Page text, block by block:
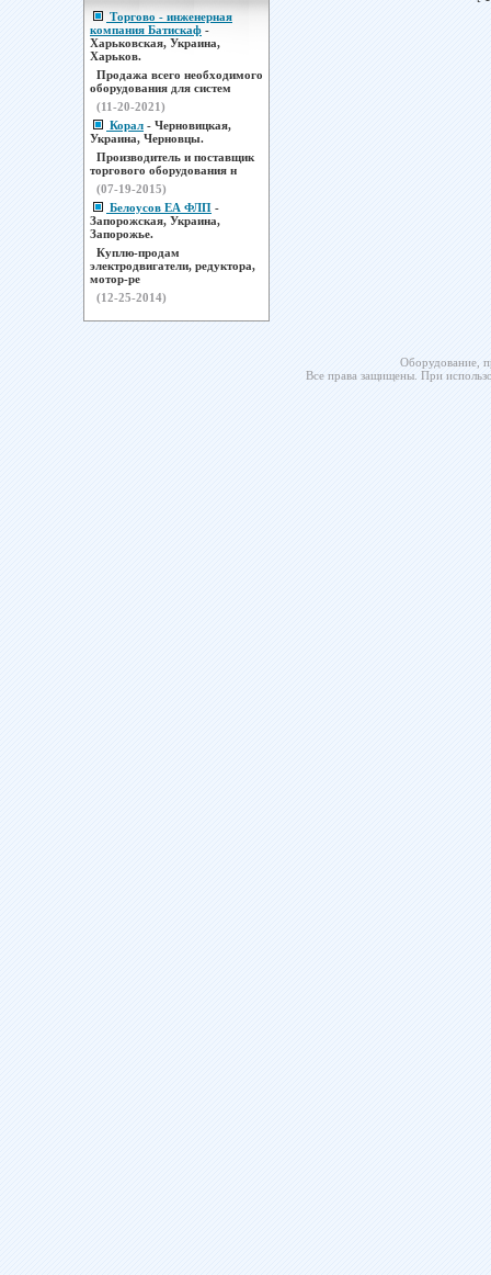
Торгово - инженерная
компания Батискаф -
Харьковская, Украина,
Харьков.
Продажа всего необходимого
оборудования для систем
(11-20-2021)
Корал - Черновицкая,
Украина, Черновцы.
Производитель и поставщик
торгового оборудования н
(07-19-2015)
Белоусов ЕА ФЛП -
Запорожская, Украина,
Запорожье.
Куплю-продам
электродвигатели, редуктора,
мотор-ре
(12-25-2014)
Оборудование,
Все права защищены. При